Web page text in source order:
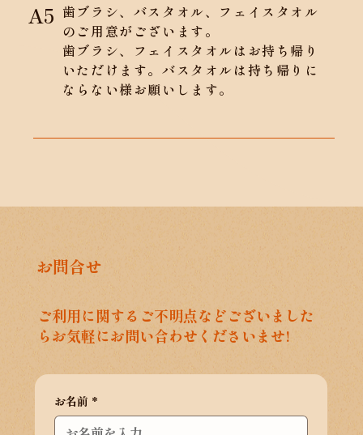
A5 歯ブラシ、バスタオル、フェイスタオル
のご用意がございます。
歯ブラシ、フェイスタオルはお持ち帰り
いただけます。バスタオルは持ち帰りに
ならない様お願いします。
​お問合せ
ご利用に関するご不明点などございました
らお気軽にお問い合わせくださいませ!
お名前 *